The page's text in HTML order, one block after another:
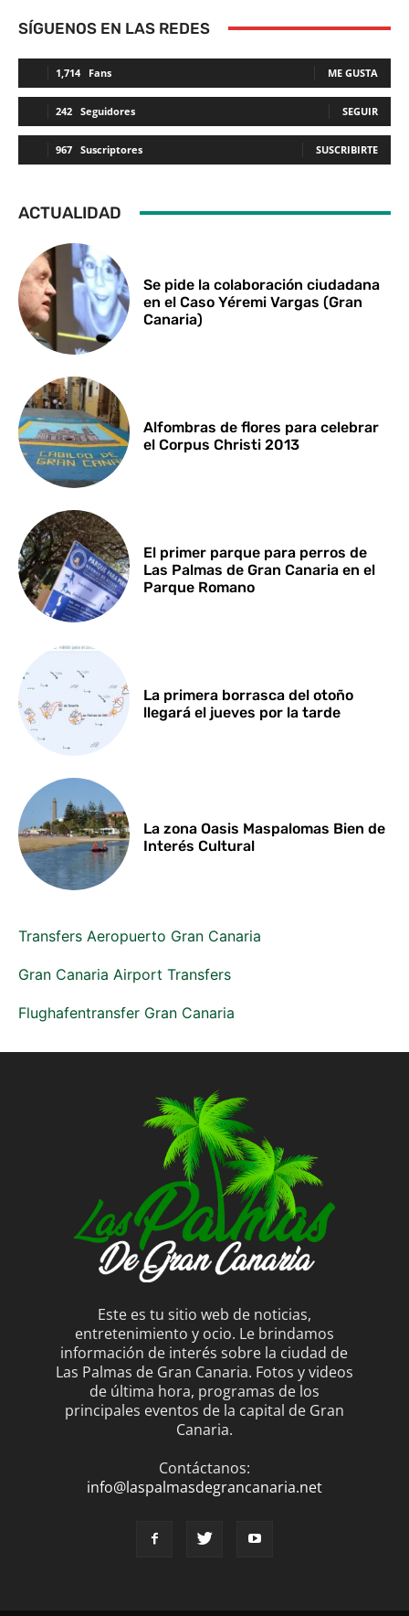
SÍGUENOS EN LAS REDES
1,714 Fans ME GUSTA
242 Seguidores SEGUIR
967 Suscriptores SUSCRIBIRTE
ACTUALIDAD
Se pide la colaboración ciudadana
en el Caso Yéremi Vargas (Gran
Canaria)
Alfombras de flores para celebrar
el Corpus Christi 2013
El primer parque para perros de
Las Palmas de Gran Canaria en el
Parque Romano
La primera borrasca del otoño
llegará el jueves por la tarde
La zona Oasis Maspalomas Bien de
Interés Cultural
Transfers Aeropuerto Gran Canaria
Gran Canaria Airport Transfers
Flughafentransfer Gran Canaria
Este es tu sitio web de noticias,
entretenimiento y ocio. Le brindamos
información de interés sobre la ciudad de
Las Palmas de Gran Canaria. Fotos y videos
de última hora, programas de los
principales eventos de la capital de Gran
Canaria.
Contáctanos:
info@laspalmasdegrancanaria.net